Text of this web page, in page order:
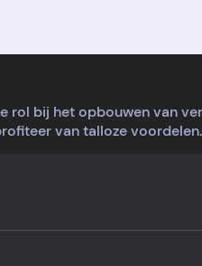
rol bij het opbouwen van
van talloze voordelen.